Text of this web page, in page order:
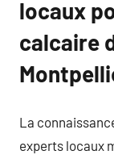
locaux
calcaire
La
experts locaux